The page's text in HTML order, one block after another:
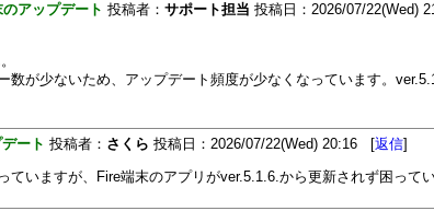
アップデート 投稿者： サポート担当 投稿日：2026/07/22(Wed)
数が少ないため、アップデート頻度が少なくなっています。
ート 投稿者： さくら 投稿日：2026/07/22(Wed) 20:16 [返信]
ていますが、Fire端末のアプリがver.5.1.6.から更新されず困ってい